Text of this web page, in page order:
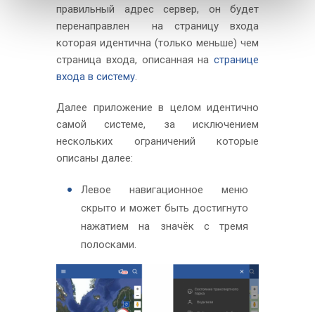
правильный адрес сервер, он будет
перенаправлен на страницу входа
которая идентична (только меньше) чем
страница входа, описанная на странице
входа в систему.
Далее приложение в целом идентично
самой системе, за исключением
нескольких ограничений которые
описаны далее:
Левое навигационное меню
скрыто и может быть достигнуто
нажатием на значёк с тремя
полосками.